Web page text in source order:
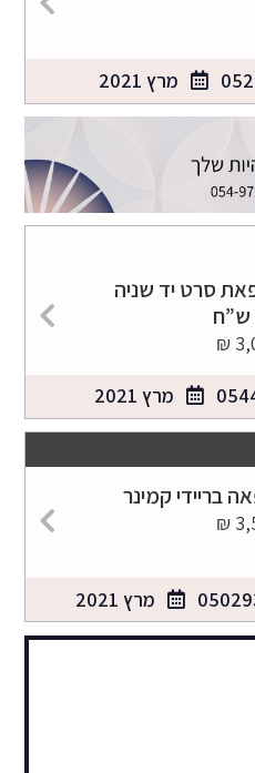
מרץ 2021
סרט יד שניה
מרץ 2021
בריידי קמינר
מרץ 2021